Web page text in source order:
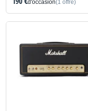
d'occasion(1 offre)